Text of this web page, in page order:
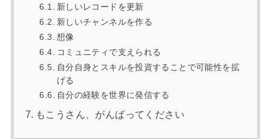
新しいレコードを更新
新しいチャンネルを作る
想像
コミュニティで支えられる
自分自身とスキルを投資することで可能性を拡
げる
自分の経験を世界に発信する
もこうさん、がんばってください